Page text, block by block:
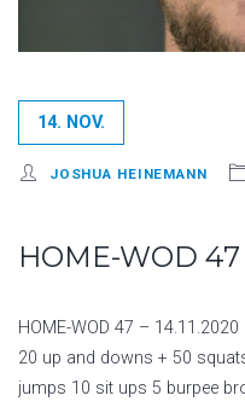
14. NOV.
JOSHUA HEINEMANN
HOME-WOD 47
HOME-WOD 47 –
20 up and downs + 50
jumps 10 sit ups 5 burpee